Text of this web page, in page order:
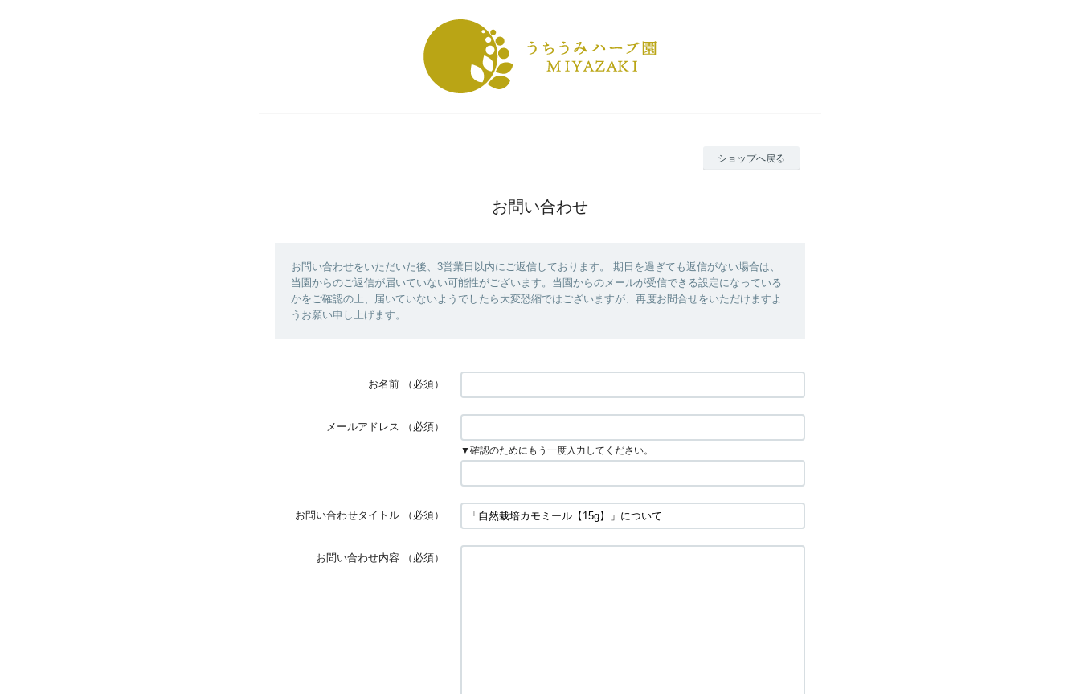
ショップへ戻る
お問い合わせ
お問い合わせをいただいた後、3営業日以内にご返信しております。 期日を過ぎても返信がない場合は、
当園からのご返信が届いていない可能性がございます。当園からのメールが受信できる設定になっている
かをご確認の上、届いていないようでしたら大変恐縮ではございますが、再度お問合せをいただけますよ
うお願い申し上げます。
お名前 （必須）
メールアドレス （必須）
▼確認のためにもう一度入力してください。
お問い合わせタイトル （必須）
お問い合わせ内容 （必須）